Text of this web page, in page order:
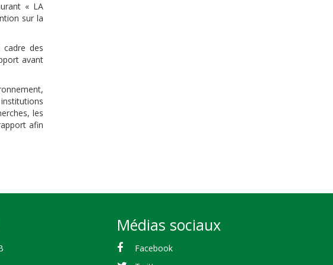
« LA
sur la
cadre des
avant
les
afin
Médias sociaux
Facebook